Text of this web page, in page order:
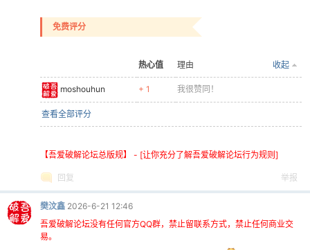
免费评分
热心值 收起
理由
moshouhun + 1 我很赞同！
查看全部评分
【吾爱破解论坛总版规】 - [让你充分了解吾爱破解论坛行为规则]
回复 举报
樊汶鑫 2026-6-21 12:46
吾爱破解论坛没有任何官方QQ群，禁止留联系方式，禁止任何商业交
易。